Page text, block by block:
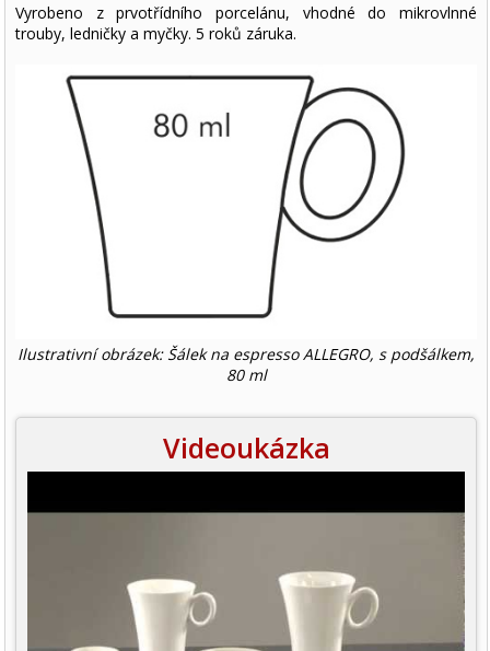
Vyrobeno z prvotřídního porcelánu, vhodné do mikrovlnné
trouby, ledničky a myčky. 5 roků záruka.
Ilustrativní obrázek: Šálek na espresso ALLEGRO, s podšálkem,
80 ml
Videoukázka